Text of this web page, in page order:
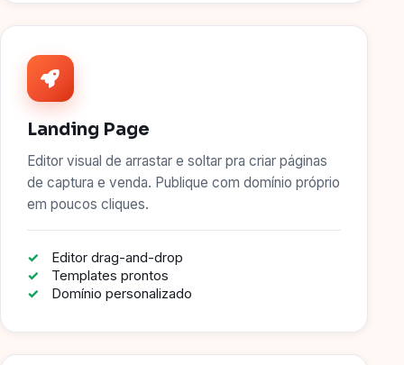
Landing Page
Editor visual de arrastar e soltar pra criar páginas
de captura e venda. Publique com domínio próprio
em poucos cliques.
Editor drag-and-drop
Templates prontos
Domínio personalizado